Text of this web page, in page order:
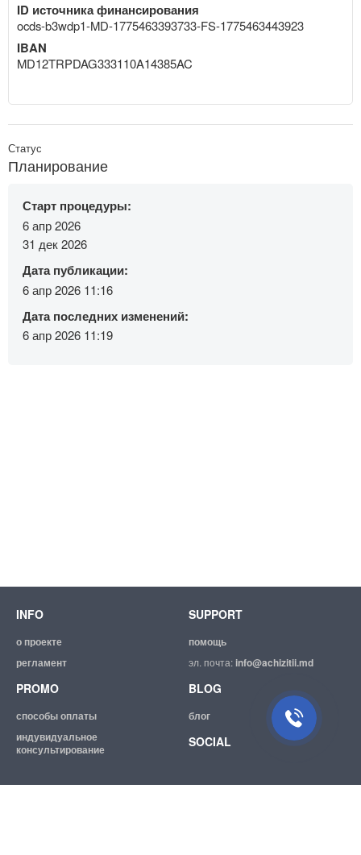
ID источника финансирования
ocds-b3wdp1-MD-1775463393733-FS-1775463443923
IBAN
MD12TRPDAG333110A14385AC
Статус
Планирование
Старт процедуры:
6 апр 2026
31 дек 2026
Дата публикации:
6 апр 2026 11:16
Дата последних изменений:
6 апр 2026 11:19
INFO
о проекте
регламент
SUPPORT
помощь
эл. почта:info@achizitii.md
PROMO
способы оплаты
индувидуальное
консультирование
BLOG
блог
SOCIAL